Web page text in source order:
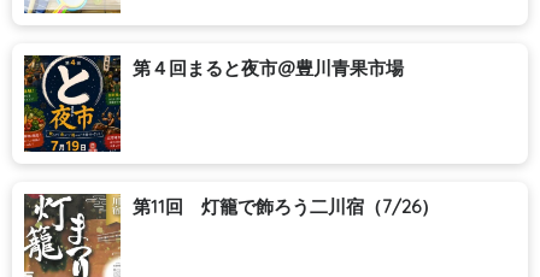
第４回まると夜市@豊川青果市場
第11回 灯籠で飾ろう二川宿（7/26）